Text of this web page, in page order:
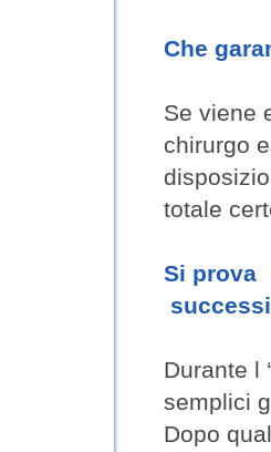
Che
Se viene
chirurgo
totale
Si prova
Durante l
semplici
Dopo